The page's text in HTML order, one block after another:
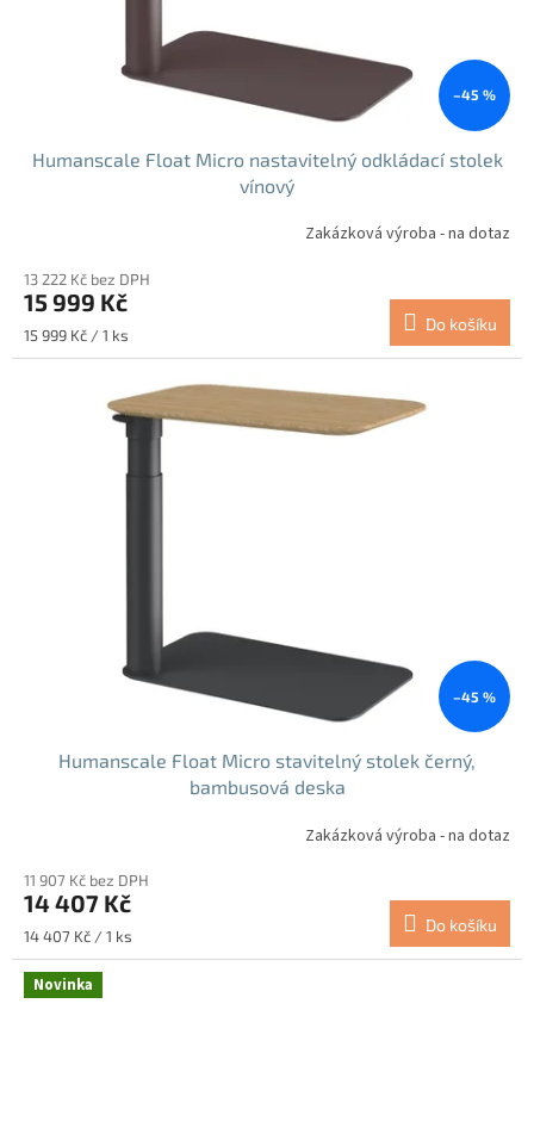
–45 %
Humanscale Float Micro nastavitelný odkládací stolek
vínový
Zakázková výroba - na dotaz
13 222 Kč bez DPH
15 999 Kč
Měrná
cena:
15 999 Kč / 1 ks
Do košíku
–45 %
Humanscale Float Micro stavitelný stolek černý,
bambusová deska
Zakázková výroba - na dotaz
11 907 Kč bez DPH
14 407 Kč
Měrná
cena:
14 407 Kč / 1 ks
Do košíku
Novinka